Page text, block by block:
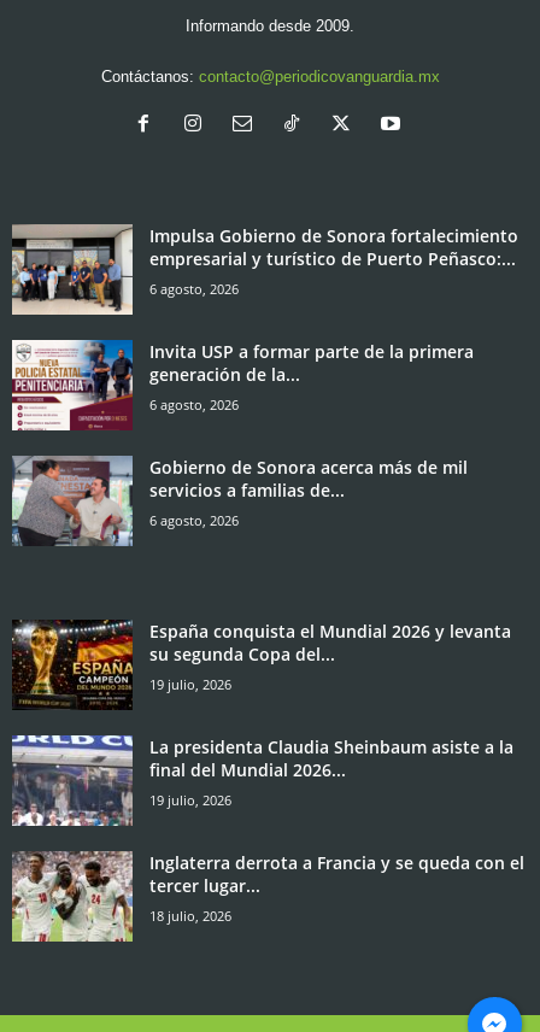
Informando desde 2009.
Contáctanos: contacto@periodicovanguardia.mx
Impulsa Gobierno de Sonora fortalecimiento
empresarial y turístico de Puerto Peñasco:...
6 agosto, 2026
Invita USP a formar parte de la primera
generación de la...
6 agosto, 2026
Gobierno de Sonora acerca más de mil
servicios a familias de...
6 agosto, 2026
España conquista el Mundial 2026 y levanta
su segunda Copa del...
19 julio, 2026
La presidenta Claudia Sheinbaum asiste a la
final del Mundial 2026...
19 julio, 2026
Inglaterra derrota a Francia y se queda con el
tercer lugar...
18 julio, 2026